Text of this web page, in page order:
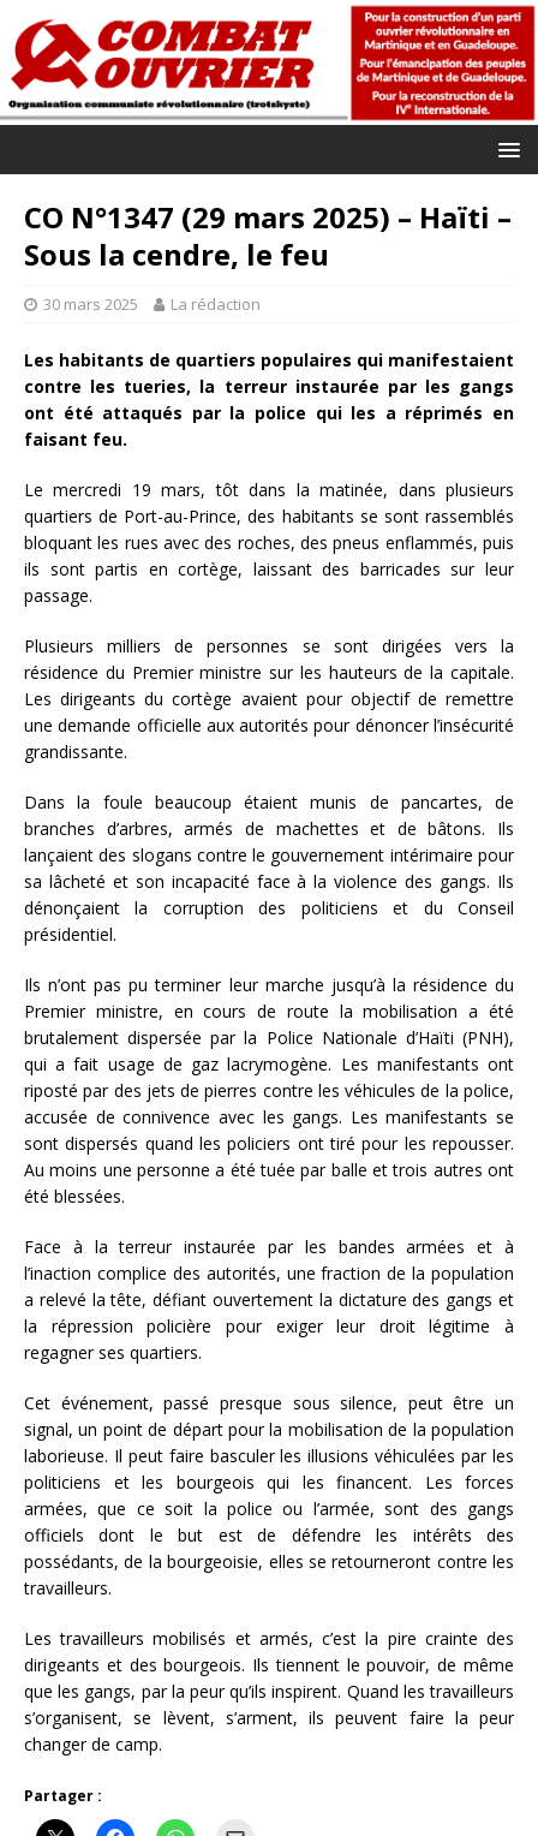
CO N°1347 (29 mars 2025) – Haïti –
Sous la cendre, le feu
30 mars 2025 La rédaction
Les habitants de quartiers populaires qui manifestaient
contre les tueries, la terreur instaurée par les gangs
ont été attaqués par la police qui les a réprimés en
faisant feu.
Le mercredi 19 mars, tôt dans la matinée, dans plusieurs
quartiers de Port-au-Prince, des habitants se sont rassemblés
bloquant les rues avec des roches, des pneus enflammés, puis
ils sont partis en cortège, laissant des barricades sur leur
passage.
Plusieurs milliers de personnes se sont dirigées vers la
résidence du Premier ministre sur les hauteurs de la capitale.
Les dirigeants du cortège avaient pour objectif de remettre
une demande officielle aux autorités pour dénoncer l’insécurité
grandissante.
Dans la foule beaucoup étaient munis de pancartes, de
branches d’arbres, armés de machettes et de bâtons. Ils
lançaient des slogans contre le gouvernement intérimaire pour
sa lâcheté et son incapacité face à la violence des gangs. Ils
dénonçaient la corruption des politiciens et du Conseil
présidentiel.
Ils n’ont pas pu terminer leur marche jusqu’à la résidence du
Premier ministre, en cours de route la mobilisation a été
brutalement dispersée par la Police Nationale d’Haïti (PNH),
qui a fait usage de gaz lacrymogène. Les manifestants ont
riposté par des jets de pierres contre les véhicules de la police,
accusée de connivence avec les gangs. Les manifestants se
sont dispersés quand les policiers ont tiré pour les repousser.
Au moins une personne a été tuée par balle et trois autres ont
été blessées.
Face à la terreur instaurée par les bandes armées et à
l’inaction complice des autorités, une fraction de la population
a relevé la tête, défiant ouvertement la dictature des gangs et
la répression policière pour exiger leur droit légitime à
regagner ses quartiers.
Cet événement, passé presque sous silence, peut être un
signal, un point de départ pour la mobilisation de la population
laborieuse. Il peut faire basculer les illusions véhiculées par les
politiciens et les bourgeois qui les financent. Les forces
armées, que ce soit la police ou l’armée, sont des gangs
officiels dont le but est de défendre les intérêts des
possédants, de la bourgeoisie, elles se retourneront contre les
travailleurs.
Les travailleurs mobilisés et armés, c’est la pire crainte des
dirigeants et des bourgeois. Ils tiennent le pouvoir, de même
que les gangs, par la peur qu’ils inspirent. Quand les travailleurs
s’organisent, se lèvent, s’arment, ils peuvent faire la peur
changer de camp.
Partager :